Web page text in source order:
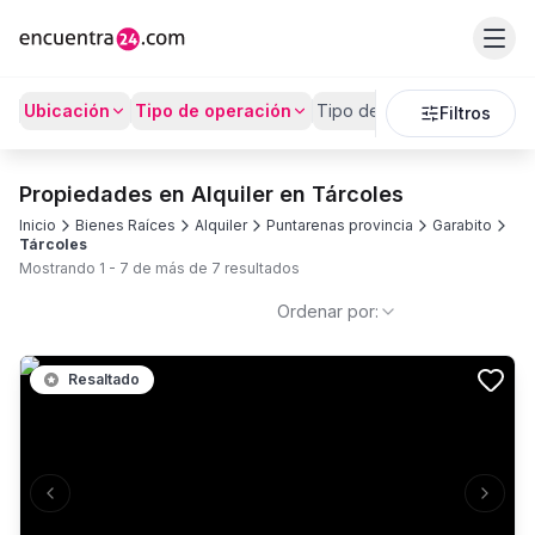
Ubicación Tipo de operación Tipo de Propiedad
Filtros
Propiedades en Alquiler en Tárcoles
Inicio Bienes Raíces Alquiler Puntarenas provincia
Garabito
Tárcoles
Mostrando 1 - 7 de más de 7 resultados
Ordenar por:
Previous slide Next
Resaltado